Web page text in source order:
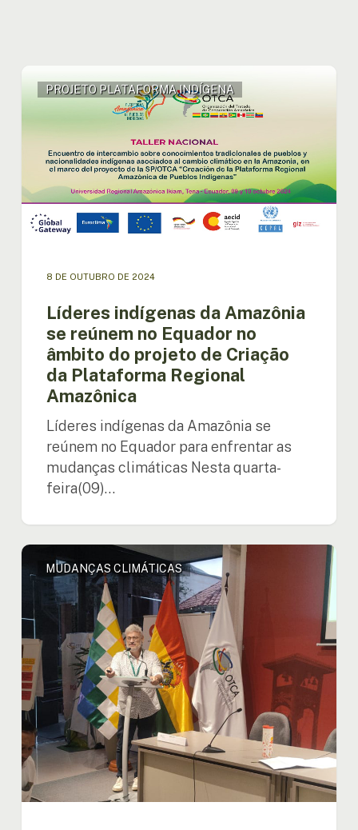
indígenas
reúnem
Equador
âmbito
Plataforma
Regional
Amazônica
PROJETO PLATAFORMA INDÍGENA
8 DE OUTUBRO DE 2024
Líderes indígenas da Amazônia
se reúnem no Equador no
âmbito do projeto de Criação
da Plataforma Regional
Amazônica
Líderes indígenas da Amazônia se
reúnem no Equador para enfrentar as
mudanças climáticas Nesta quarta-
feira(09)…
Apresentação
plataforma
digital
para
promover
a
resiliência
indígena
sobre
às
alterações
climáticas
MUDANÇAS CLIMÁTICAS